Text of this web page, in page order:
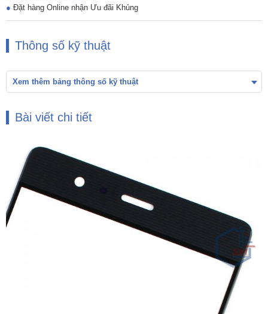
● Đặt hàng Online nhận Ưu đãi Khủng
Thông số kỹ thuật
Xem thêm bảng thông số kỹ thuật
Bài viết chi tiết